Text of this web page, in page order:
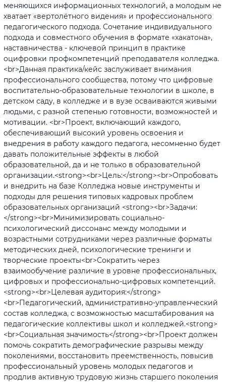
меняющихся информационных технологий, а молодым не
хватает «вертолётного видения» и профессионального
педагогического подхода. Сочетание индивидуального
подхода и совместного обучения в формате «хакатона»,
наставничества - ключевой принцип в практике
оцифровки профкомпетенций преподавателя колледжа.
<br>Данная практика/кейс заслуживает внимания
профессионального сообщества, потому что цифровые
воспитательно-образовательные технологии в школе, в
детском саду, в колледже и в вузе осваиваются живыми
людьми, с разной степенью готовности, возможностей и
мотивации. <br>Проект, включающий каждого,
обеспечивающий высокий уровень освоения и
внедрения в работу каждого педагога, несомненно будет
давать положительные эффекты в любой
образовательной, да и не только в образовательной
организации.<strong><br>Цель:</strong><br>Опробовать
и внедрить на базе Колледжа новые инструменты и
подходы для решения типовых кадровых проблем
образовательных организаций <strong><br>Задачи:
</strong><br>Минимизировать социально-
психологический диссонанс между молодыми и
возрастными сотрудниками через различные форматы
методических дней, психологические тренинги и
творческие проекты<br>Сократить через
взаимообучение различие в уровне профессиональных,
цифровых и профессионально-цифровых компетенций.
<strong><br>Целевая аудитория:</strong>
<br>Педагогический, административно-управленческий
состав колледжа, с возможностью масштабирования на
педагогические коллективы школ и колледжей.<strong>
<br>Социальная значимость</strong><br>Проект должен
помочь сократить демографические разрывы между
поколениями, восстановить преемственность, повысив
профессиональный уровень молодых педагогов и
продлив активную трудовую жизнь старшего поколения